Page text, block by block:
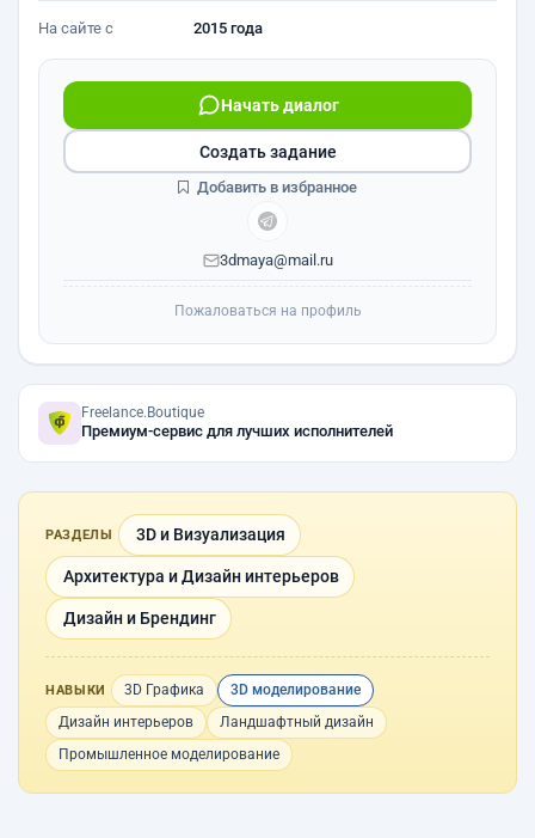
На сайте с 2015 года
Начать диалог
3dmaya@mail.ru
Создать задание
Добавить в избранное
Пожаловаться на профиль
Freelance.Boutique
Премиум-сервис для лучших исполнителей
РАЗДЕЛЫ 3D и Визуализация
Архитектура и Дизайн интерьеров
Дизайн и Брендинг
НАВЫКИ 3D Графика
3D моделирование
Дизайн интерьеров
Ландшафтный дизайн
Промышленное моделирование